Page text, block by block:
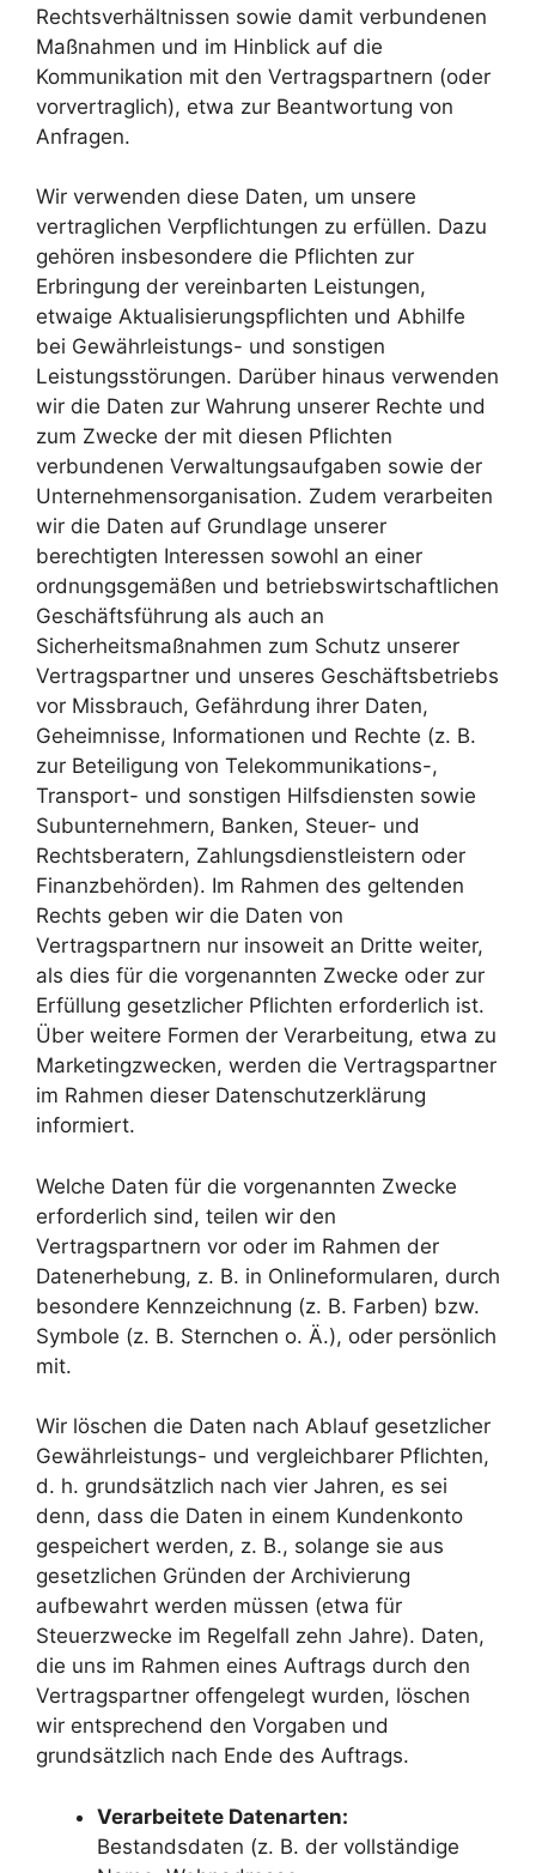
Rechtsverhältnissen sowie damit verbundenen
Maßnahmen und im Hinblick auf die
Kommunikation mit den Vertragspartnern (oder
vorvertraglich), etwa zur Beantwortung von
Anfragen.
Wir verwenden diese Daten, um unsere
vertraglichen Verpflichtungen zu erfüllen. Dazu
gehören insbesondere die Pflichten zur
Erbringung der vereinbarten Leistungen,
etwaige Aktualisierungspflichten und Abhilfe
bei Gewährleistungs- und sonstigen
Leistungsstörungen. Darüber hinaus verwenden
wir die Daten zur Wahrung unserer Rechte und
zum Zwecke der mit diesen Pflichten
verbundenen Verwaltungsaufgaben sowie der
Unternehmensorganisation. Zudem verarbeiten
wir die Daten auf Grundlage unserer
berechtigten Interessen sowohl an einer
ordnungsgemäßen und betriebswirtschaftlichen
Geschäftsführung als auch an
Sicherheitsmaßnahmen zum Schutz unserer
Vertragspartner und unseres Geschäftsbetriebs
vor Missbrauch, Gefährdung ihrer Daten,
Geheimnisse, Informationen und Rechte (z. B.
zur Beteiligung von Telekommunikations-,
Transport- und sonstigen Hilfsdiensten sowie
Subunternehmern, Banken, Steuer- und
Rechtsberatern, Zahlungsdienstleistern oder
Finanzbehörden). Im Rahmen des geltenden
Rechts geben wir die Daten von
Vertragspartnern nur insoweit an Dritte weiter,
als dies für die vorgenannten Zwecke oder zur
Erfüllung gesetzlicher Pflichten erforderlich ist.
Über weitere Formen der Verarbeitung, etwa zu
Marketingzwecken, werden die Vertragspartner
im Rahmen dieser Datenschutzerklärung
informiert.
Welche Daten für die vorgenannten Zwecke
erforderlich sind, teilen wir den
Vertragspartnern vor oder im Rahmen der
Datenerhebung, z. B. in Onlineformularen, durch
besondere Kennzeichnung (z. B. Farben) bzw.
Symbole (z. B. Sternchen o. Ä.), oder persönlich
mit.
Wir löschen die Daten nach Ablauf gesetzlicher
Gewährleistungs- und vergleichbarer Pflichten,
d. h. grundsätzlich nach vier Jahren, es sei
denn, dass die Daten in einem Kundenkonto
gespeichert werden, z. B., solange sie aus
gesetzlichen Gründen der Archivierung
aufbewahrt werden müssen (etwa für
Steuerzwecke im Regelfall zehn Jahre). Daten,
die uns im Rahmen eines Auftrags durch den
Vertragspartner offengelegt wurden, löschen
wir entsprechend den Vorgaben und
grundsätzlich nach Ende des Auftrags.
Verarbeitete Datenarten:
Bestandsdaten (z. B. der vollständige